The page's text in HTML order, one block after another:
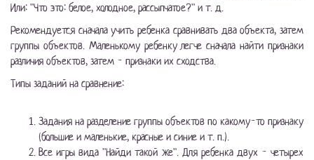
Или: "Что это: белое, холодное, рассыпчатое?" и т. д.
Рекомендуется сначала учить ребенка сравнивать два объекта, затем
группы объектов. Маленькому ребенку легче сначала найти признаки
различия объектов, затем - признаки их сходства.
Типы заданий на сравнение:
Задания на разделение группы объектов по какому-то признаку
(большие и маленькие, красные и синие и т. п.).
Все игры вида "Найди такой же". Для ребенка двух - четырех